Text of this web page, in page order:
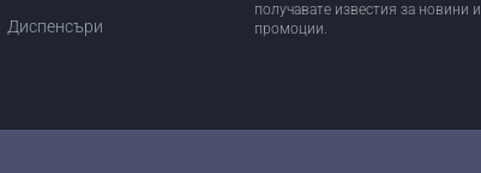
Диспенсъри
получавате известия за новини и
промоции.